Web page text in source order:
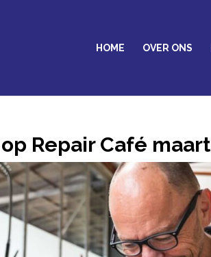
HOME OVER ONS
Repair Café maart